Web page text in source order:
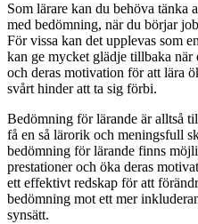
Som lärare kan du behöva tänka
med bedömning, när du börjar
För vissa kan det upplevas som
kan ge mycket glädje tillbaka när
och deras motivation för att lära
svårt hinder att ta sig förbi.
Bedömning för lärande är alltså
få en så lärorik och meningsfull
bedömning för lärande finns
prestationer och öka deras
ett effektivt redskap för att
bedömning mot ett mer
synsätt.